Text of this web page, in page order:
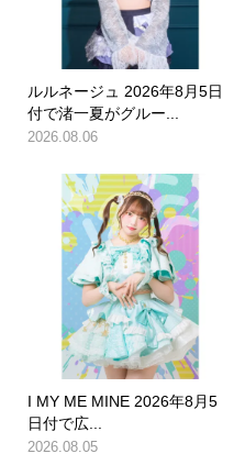
ルルネージュ 2026年8月5日
付で渚一夏がグルー...
2026.08.06
I MY ME MINE 2026年8月5
日付で広...
2026.08.05